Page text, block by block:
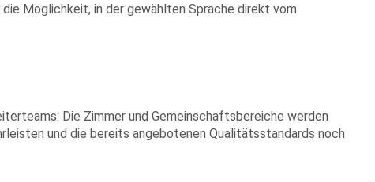
Möglichkeit, in der gewählten Sprache direkt vom
Die Zimmer und Gemeinschaftsbereiche werden
und die bereits angebotenen Qualitätsstandards noch